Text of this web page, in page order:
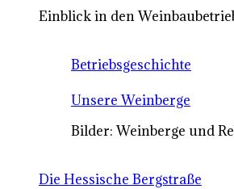
Einblick in den
Betriebsgeschichte
Unsere Weinberge
Bilder: Weinberge und
Die Hessische Bergstraße